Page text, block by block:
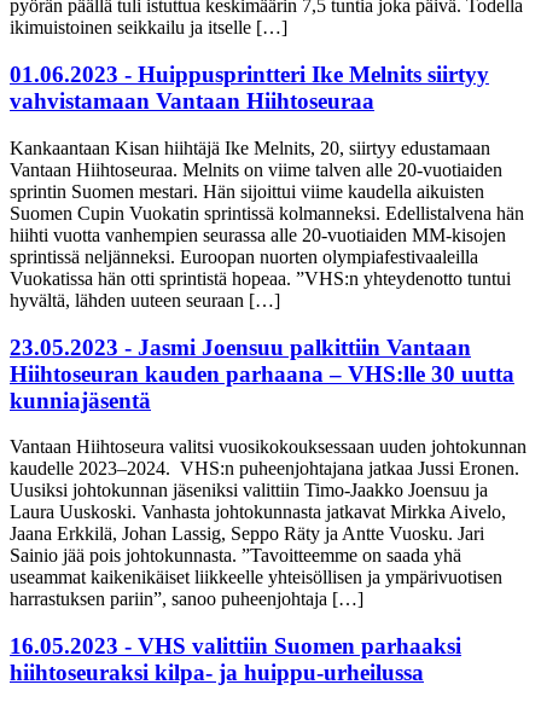
pyörän päällä tuli istuttua keskimäärin 7,5 tuntia joka päivä. Todella
ikimuistoinen seikkailu ja itselle […]
01.06.2023 - Huippusprintteri Ike Melnits siirtyy
vahvistamaan Vantaan Hiihtoseuraa
Kankaantaan Kisan hiihtäjä Ike Melnits, 20, siirtyy edustamaan
Vantaan Hiihtoseuraa. Melnits on viime talven alle 20-vuotiaiden
sprintin Suomen mestari. Hän sijoittui viime kaudella aikuisten
Suomen Cupin Vuokatin sprintissä kolmanneksi. Edellistalvena hän
hiihti vuotta vanhempien seurassa alle 20-vuotiaiden MM-kisojen
sprintissä neljänneksi. Euroopan nuorten olympiafestivaaleilla
Vuokatissa hän otti sprintistä hopeaa. ”VHS:n yhteydenotto tuntui
hyvältä, lähden uuteen seuraan […]
23.05.2023 - Jasmi Joensuu palkittiin Vantaan
Hiihtoseuran kauden parhaana – VHS:lle 30 uutta
kunniajäsentä
Vantaan Hiihtoseura valitsi vuosikokouksessaan uuden johtokunnan
kaudelle 2023–2024. VHS:n puheenjohtajana jatkaa Jussi Eronen.
Uusiksi johtokunnan jäseniksi valittiin Timo-Jaakko Joensuu ja
Laura Uuskoski. Vanhasta johtokunnasta jatkavat Mirkka Aivelo,
Jaana Erkkilä, Johan Lassig, Seppo Räty ja Antte Vuosku. Jari
Sainio jää pois johtokunnasta. ”Tavoitteemme on saada yhä
useammat kaikenikäiset liikkeelle yhteisöllisen ja ympärivuotisen
harrastuksen pariin”, sanoo puheenjohtaja […]
16.05.2023 - VHS valittiin Suomen parhaaksi
hiihtoseuraksi kilpa- ja huippu-urheilussa